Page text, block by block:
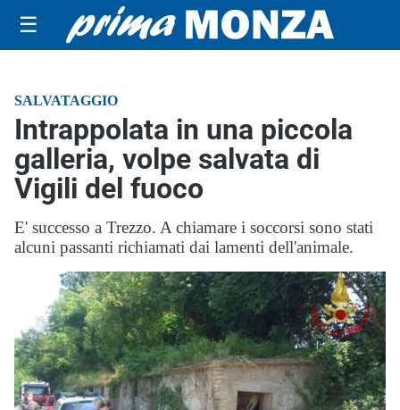
☰
SALVATAGGIO
Intrappolata in una piccola
galleria, volpe salvata di
Vigili del fuoco
E' successo a Trezzo. A chiamare i soccorsi sono stati
alcuni passanti richiamati dai lamenti dell'animale.